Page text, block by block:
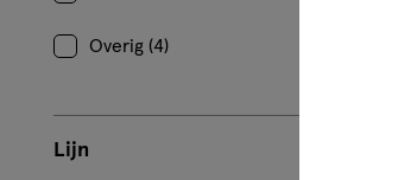
Overig (4)
Lijn